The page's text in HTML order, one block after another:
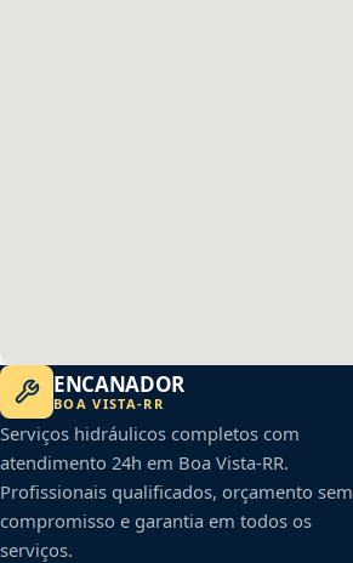
ENCANADOR
BOA VISTA-RR
Serviços hidráulicos completos com
atendimento 24h em Boa Vista-RR.
Profissionais qualificados, orçamento sem
compromisso e garantia em todos os
serviços.